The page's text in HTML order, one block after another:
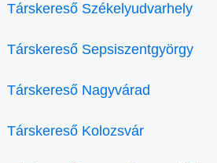
Társkereső Székelyudvarhely
Társkereső Sepsiszentgyörgy
Társkereső Nagyvárad
Társkereső Kolozsvár